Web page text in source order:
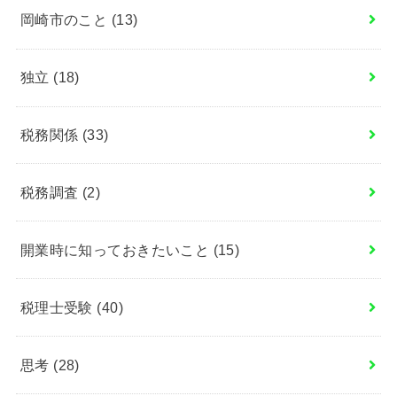
岡崎市のこと (13)
独立 (18)
税務関係 (33)
税務調査 (2)
開業時に知っておきたいこと (15)
税理士受験 (40)
思考 (28)